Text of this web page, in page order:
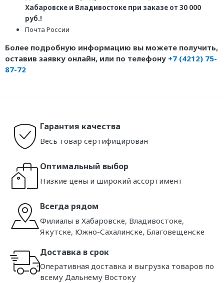
Хабаровске и Владивостоке при заказе от 30 000
руб.!
Почта России
Более подробную информацию вы можете получить,
оставив заявку онлайн, или по телефону +7 (4212) 75-
87-72
Гарантия качества
Весь товар сертифицирован
Оптимальный выбор
Низкие цены и широкий ассортимент
Всегда рядом
Филиалы в Хабаровске, Владивостоке,
Якутске, Южно-Сахалинске, Благовещенске
Доставка в срок
Оперативная доставка и выгрузка товаров по
всему Дальнему Востоку